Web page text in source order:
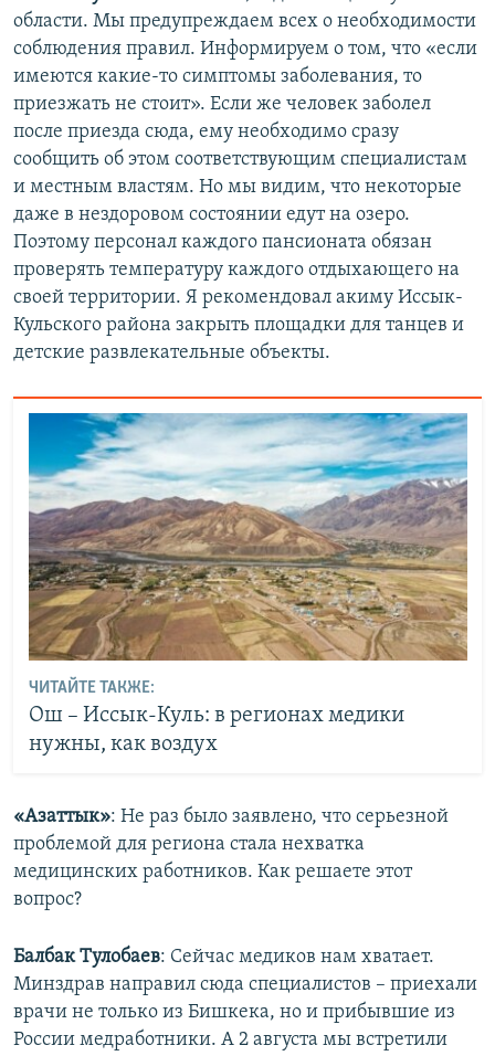
области. Мы предупреждаем всех о необходимости
соблюдения правил. Информируем о том, что «если
имеются какие-то симптомы заболевания, то
приезжать не стоит». Если же человек заболел
после приезда сюда, ему необходимо сразу
сообщить об этом соответствующим специалистам
и местным властям. Но мы видим, что некоторые
даже в нездоровом состоянии едут на озеро.
Поэтому персонал каждого пансионата обязан
проверять температуру каждого отдыхающего на
своей территории. Я рекомендовал акиму Иссык-
Кульского района закрыть площадки для танцев и
детские развлекательные объекты.
ЧИТАЙТЕ ТАКЖЕ:
Ош – Иссык-Куль: в регионах медики
нужны, как воздух
«Азаттык»: Не раз было заявлено, что серьезной
проблемой для региона стала нехватка
медицинских работников. Как решаете этот
вопрос?
Балбак Тулобаев: Сейчас медиков нам хватает.
Минздрав направил сюда специалистов – приехали
врачи не только из Бишкека, но и прибывшие из
России медработники. А 2 августа мы встретили